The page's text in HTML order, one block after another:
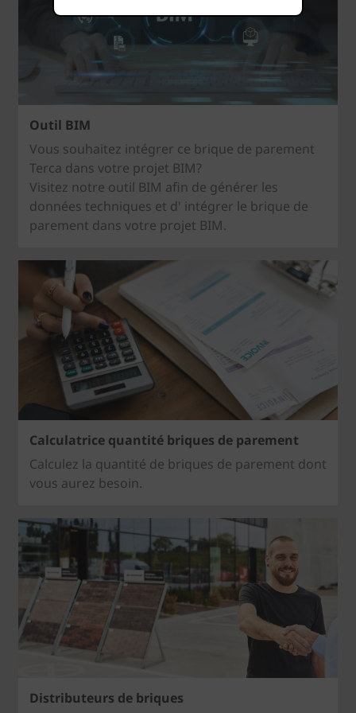
Outil BIM
Vous souhaitez intégrer ce brique de parement
Terca dans votre projet BIM?
Visitez notre outil BIM afin de générer les
données techniques et d' intégrer le brique de
parement dans votre projet BIM.
Calculatrice quantité briques de parement
Calculez la quantité de briques de parement dont
vous aurez besoin.
Distributeurs de briques